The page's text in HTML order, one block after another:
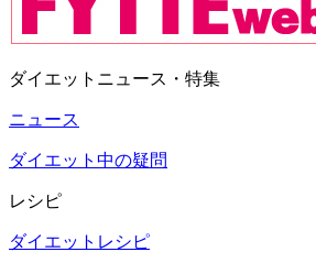
ダイエットニュース・特集
ニュース
ダイエット中の疑問
レシピ
ダイエットレシピ